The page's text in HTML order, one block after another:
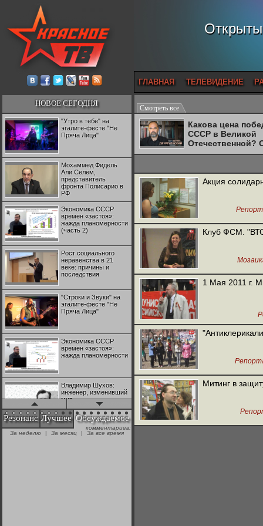
ГЛАВНАЯ ТЕЛЕВИДЕНИЕ
НОВОЕ СЕГОДНЯ
"Утро в тебе" на
эгалите-фесте "Не
Пряча Лица"
Мохаммед Фидель
Али Селем,
представитель
фронта Полисарио в
РФ
Экономика СССР
времен «застоя»:
жажда планомерности
(часть 2)
Рост социального
неравенства в 21
веке: причины и
последствия
"Строки и Звуки" на
эгалите-фесте "Не
Пряча Лица"
Экономика СССР
времен «застоя»:
жажда планомерности
Владимир Шухов:
инженер, изменивший
мир
"Аркадий Коц" на
эгалите-фесте "Не
Резонанс Лучшее Обсуждаемое
комментариев:
За неделю
| За месяц | За все время
Смотреть все
Какова цена
СССР в Великой
Отечественной?
Двуреченский о
Акция
Клуб ФСМ.
1 Мая 2011 г.
Митинг в